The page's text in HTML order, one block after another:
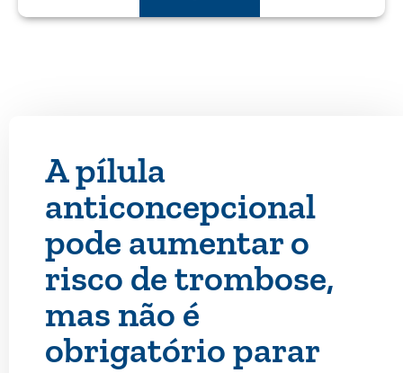
A pílula
anticoncepcional
pode aumentar o
risco de trombose,
mas não é
obrigatório parar